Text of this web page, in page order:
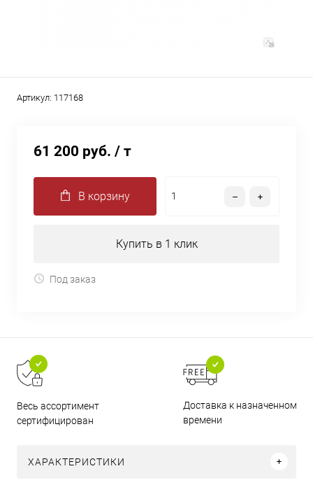
Артикул: 117168
61 200 руб. / т
В корзину
Купить в 1 клик
Под заказ
Весь ассортимент
сертифицирован
Доставка к назначенному
времени
ХАРАКТЕРИСТИКИ